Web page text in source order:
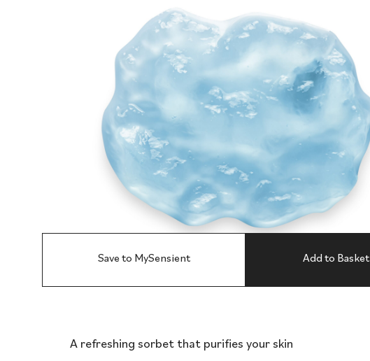
Save to MySensient Add to Basket
A refreshing sorbet that purifies your skin